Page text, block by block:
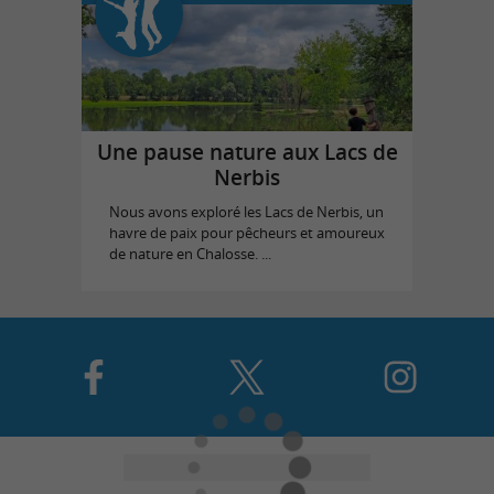
Une pause nature aux Lacs de
Nerbis
Nous avons exploré les Lacs de Nerbis, un
havre de paix pour pêcheurs et amoureux
de nature en Chalosse. ...